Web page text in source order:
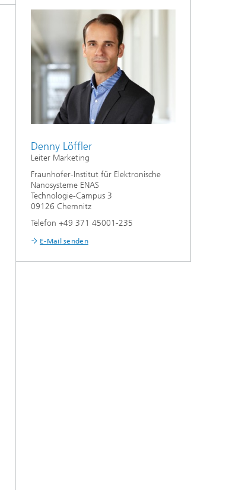
Denny Löffler
Leiter Marketing
Fraunhofer-Institut für Elektronische
Nanosysteme ENAS
Technologie-Campus 3
09126 Chemnitz
Telefon +49 371 45001-235
E-Mail senden